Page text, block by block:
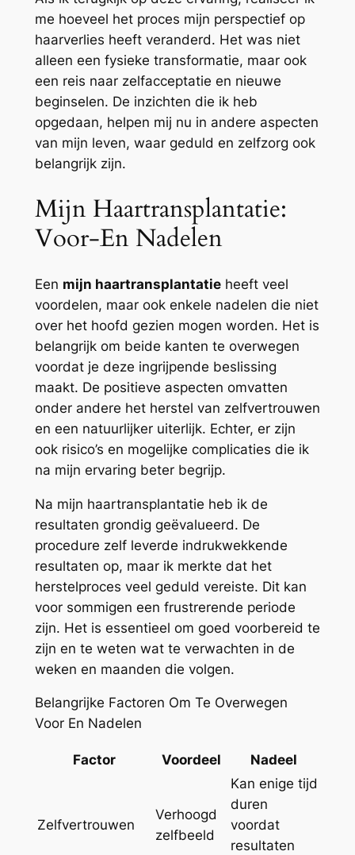
me hoeveel het proces mijn perspectief op
haarverlies heeft veranderd. Het was niet
alleen een fysieke transformatie, maar ook
een reis naar zelfacceptatie en nieuwe
beginselen. De inzichten die ik heb
opgedaan, helpen mij nu in andere aspecten
van mijn leven, waar geduld en zelfzorg ook
belangrijk zijn.
Mijn Haartransplantatie:
Voor-En Nadelen
Een mijn haartransplantatieheeft veel
voordelen, maar ook enkele nadelen die niet
over het hoofd gezien mogen worden. Het is
belangrijk om beide kanten te overwegen
voordat je deze ingrijpende beslissing
maakt. De positieve aspecten omvatten
onder andere het herstel van zelfvertrouwen
en een natuurlijker uiterlijk. Echter, er zijn
ook risico’s en mogelijke complicaties die ik
na mijn ervaring beter begrijp.
Na mijn haartransplantatie heb ik de
resultaten grondig geëvalueerd. De
procedure zelf leverde indrukwekkende
resultaten op, maar ik merkte dat het
herstelproces veel geduld vereiste. Dit kan
voor sommigen een frustrerende periode
zijn. Het is essentieel om goed voorbereid te
zijn en te weten wat te verwachten in de
weken en maanden die volgen.
Belangrijke Factoren Om Te Overwegen
Voor En Nadelen
Factor Voordeel Nadeel
Zelfvertrouwen
Verhoogd
zelfbeeld
Kan enige tijd
duren
voordat
resultaten